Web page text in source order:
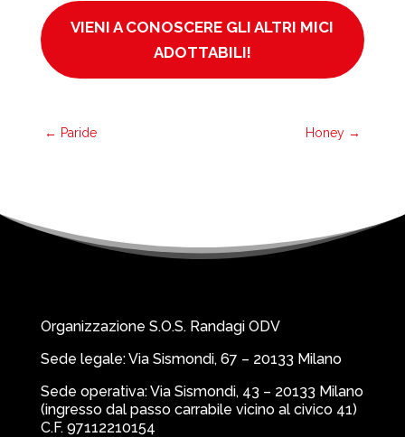
VIENI A CONOSCERE GLI ALTRI MICI
ADOTTABILI!
← Paride Honey →
Organizzazione S.O.S. Randagi ODV
Sede legale: Via Sismondi, 67 – 20133 Milano
Sede operativa: Via Sismondi, 43 – 20133 Milano
(ingresso dal passo carrabile vicino al civico 41)
C.F. 97112210154